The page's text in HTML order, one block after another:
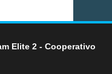
Elite 2 - Cooperativo